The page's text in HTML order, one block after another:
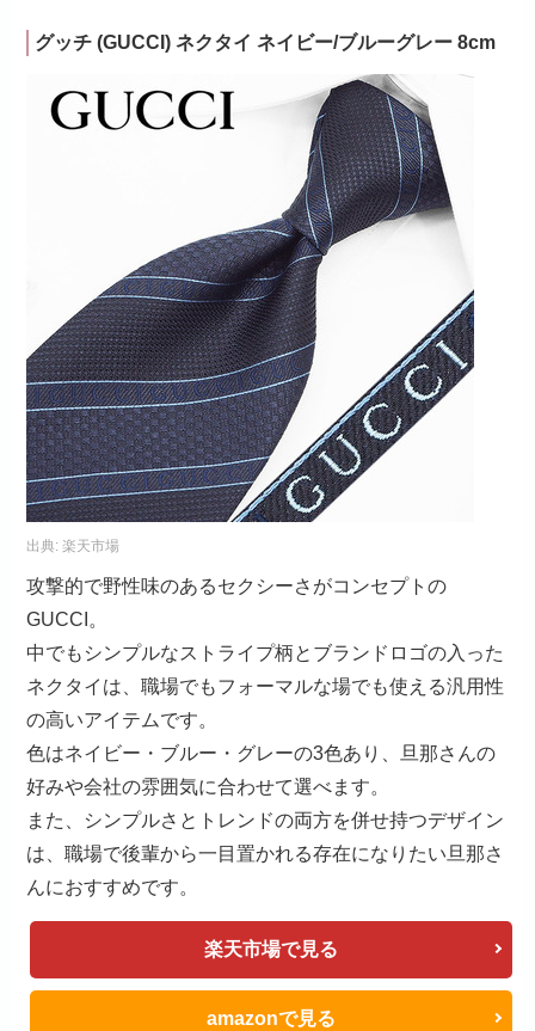
グッチ (GUCCI) ネクタイ ネイビー/ブルーグレー 8cm
出典:楽天市場
攻撃的で野性味のあるセクシーさがコンセプトの
GUCCI。
中でもシンプルなストライプ柄とブランドロゴの入った
ネクタイは、職場でもフォーマルな場でも使える汎用性
の高いアイテムです。
色はネイビー・ブルー・グレーの3色あり、旦那さんの
好みや会社の雰囲気に合わせて選べます。
また、シンプルさとトレンドの両方を併せ持つデザイン
は、職場で後輩から一目置かれる存在になりたい旦那さ
んにおすすめです。
楽天市場で見る
amazonで見る